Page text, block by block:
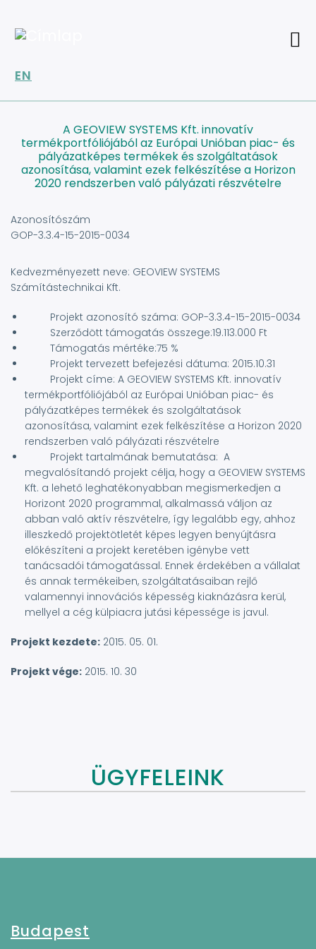
tartalomra
EN
A GEOVIEW SYSTEMS Kft. innovatív
termékportfóliójából az Európai Unióban piac- és
pályázatképes termékek és szolgáltatások
azonosítása, valamint ezek felkészítése a Horizon
2020 rendszerben való pályázati részvételre
Azonosítószám
GOP-3.3.4-15-2015-0034
Kedvezményezett neve: GEOVIEW SYSTEMS
Számítástechnikai Kft.
Projekt azonosító száma: GOP-3.3.4-15-2015-0034
Szerződött támogatás összege:19.113.000 Ft
Támogatás mértéke:75 %
Projekt tervezett befejezési dátuma: 2015.10.31
Projekt címe: A GEOVIEW SYSTEMS Kft. innovatív
termékportfóliójából az Európai Unióban piac- és
pályázatképes termékek és szolgáltatások
azonosítása, valamint ezek felkészítése a Horizon 2020
rendszerben való pályázati részvételre
Projekt tartalmának bemutatása: A
megvalósítandó projekt célja, hogy a GEOVIEW SYSTEMS
Kft. a lehető leghatékonyabban megismerkedjen a
Horizont 2020 programmal, alkalmassá váljon az
abban való aktív részvételre, így legalább egy, ahhoz
illeszkedő projektötletét képes legyen benyújtásra
előkészíteni a projekt keretében igénybe vett
tanácsadói támogatással. Ennek érdekében a vállalat
és annak termékeiben, szolgáltatásaiban rejlő
valamennyi innovációs képesség kiaknázásra kerül,
mellyel a cég külpiacra jutási képessége is javul.
Projekt kezdete: 2015. 05. 01.
Projekt vége: 2015. 10. 30
ÜGYFELEINK
Budapest